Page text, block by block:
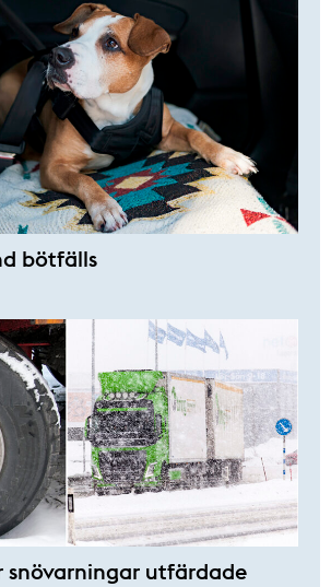
bötfälls
snövarningar utfärdade